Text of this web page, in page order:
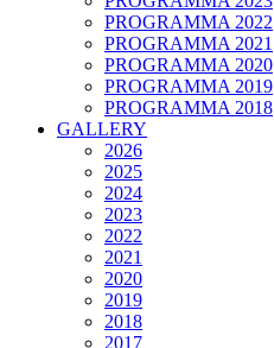
PROGRAMMA 2022
PROGRAMMA 2021
PROGRAMMA 2020
PROGRAMMA 2019
PROGRAMMA 2018
GALLERY
2026
2025
2024
2023
2022
2021
2020
2019
2018
2017